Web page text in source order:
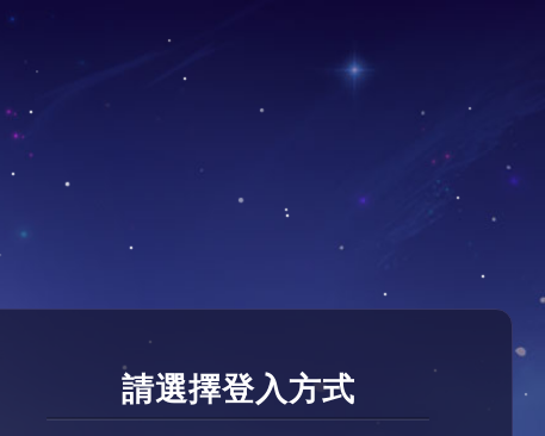
請選擇登入方式